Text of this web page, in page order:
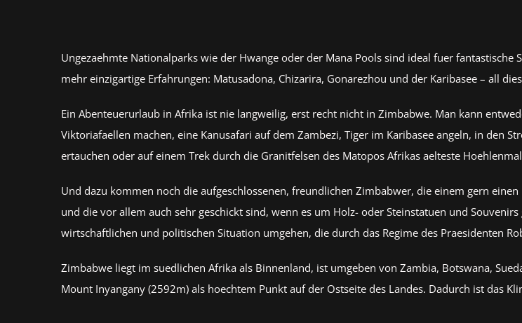
Ungezaehmte Nationalparks wie der Hwange oder der Mana Pools sind ideal fuer
mehr einzigartige Erfahrungen: Matusadona, Chizarira, Gonarezhou und der Karibasee – all
Ein Abenteuerurlaub in Afrika ist nie langweilig, erst recht nicht in Zimbabwe. Man kann
Viktoriafaellen machen, eine Kanusafari auf dem Zambezi, Tiger im Karibasee angeln, in den
ertauchen oder auf einem Trek durch die Granitfelsen des Matopos Afrikas aelteste
Und dazu kommen noch die aufgeschlossenen, freundlichen Zimbabwer, die einem gern
und die vor allem auch sehr geschickt sind, wenn es um Holz- oder Steinstatuen und
wirtschaftlichen und politischen Situation umgehen, die durch das Regime des Praesidenten
Zimbabwe liegt im suedlichen Afrika als Binnenland, ist umgeben von Zambia, Botswana,
Mount Inyangany (2592m) als hoechtem Punkt auf der Ostseite des Landes. Dadurch ist das